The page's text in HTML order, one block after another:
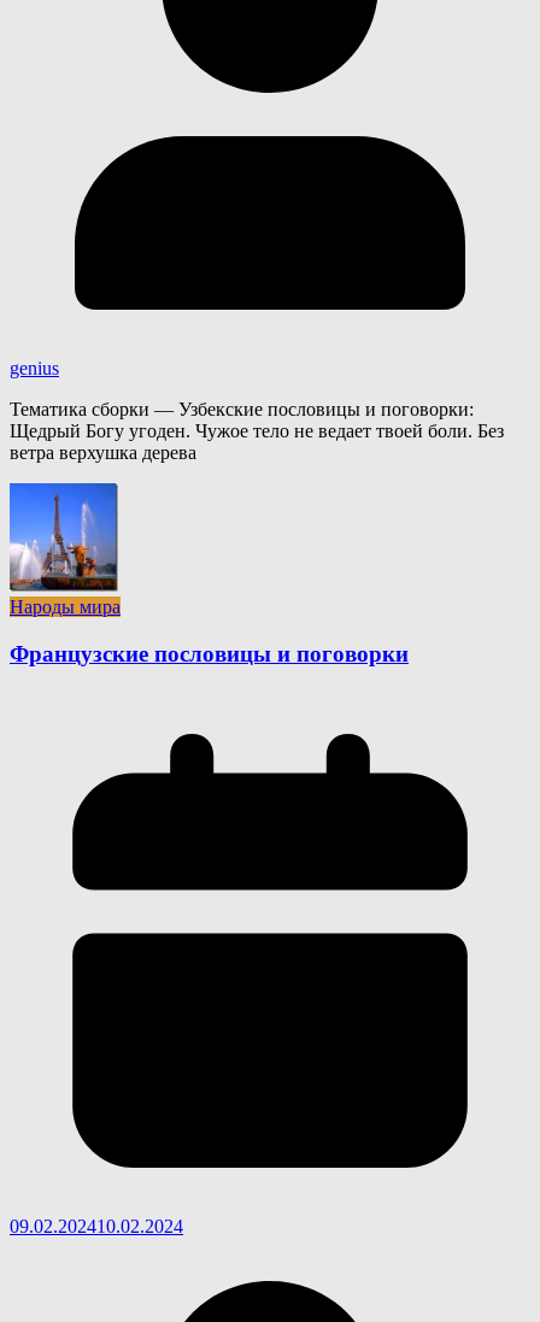
genius
Тематика сборки — Узбекские пословицы и поговорки:
Щедрый Богу угоден. Чужое тело не ведает твоей боли. Без
ветра верхушка дерева
Народы мира
Французские пословицы и поговорки
09.02.202410.02.2024